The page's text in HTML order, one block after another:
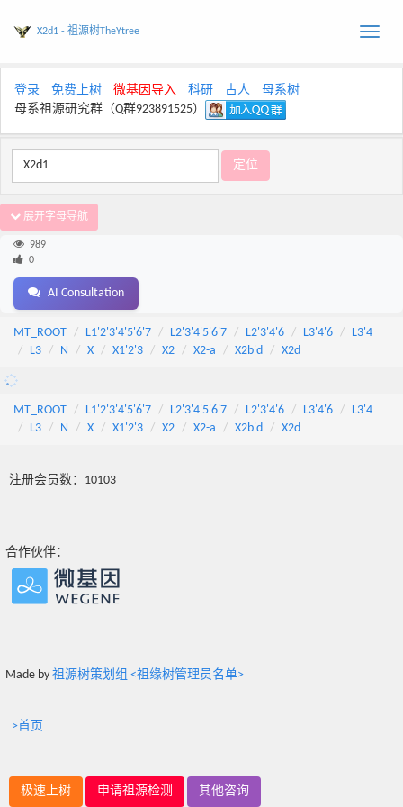
Toggle
X2d1 - 祖源树TheYtree
登录 免费上树 微基因导入 科研 古人
母系树
母系祖源研究群（Q群923891525）
展开字母导航
989
0
AI Consultation
MT_ROOT L1'2'3'4'5'6'7 L2'3'4'5'6'7 L2'3'4'6 L3'4'6
L3'4
L3
N X X1'2'3 X2 X2-a X2b'd X2d
MT_ROOT L1'2'3'4'5'6'7 L2'3'4'5'6'7 L2'3'4'6 L3'4'6
L3'4
L3
N X X1'2'3 X2 X2-a X2b'd X2d
注册会员数：10103
合作伙伴：
Made by 祖源树策划组 <祖缘树管理员名单>
>首页
极速上树 申请祖源检测 其他咨询